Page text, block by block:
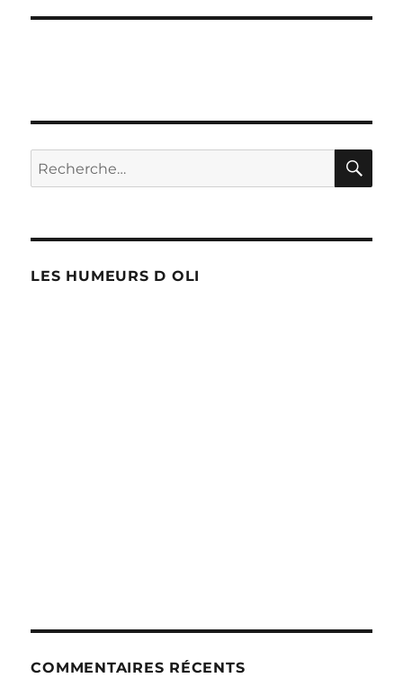
Recherche
pour :
LES HUMEURS D OLI
COMMENTAIRES RÉCENTS